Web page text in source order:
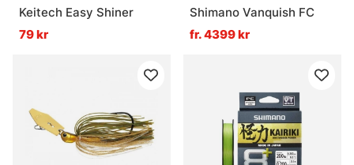
Keitech Easy Shiner
79 kr
Shimano Vanquish FC
fr. 4399 kr